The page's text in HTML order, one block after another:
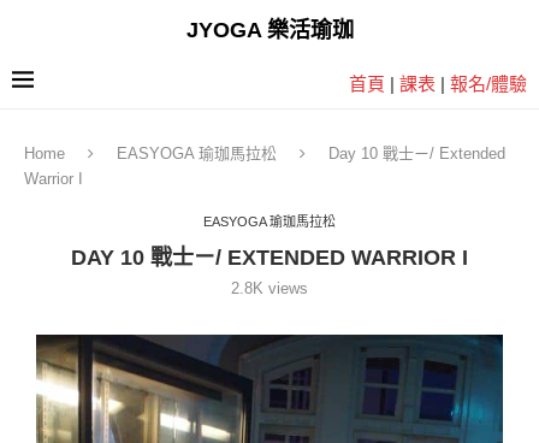
JYOGA 樂活瑜珈
首頁 | 課表 | 報名/體驗
Home EASYOGA 瑜珈馬拉松
Day 10 戰士ㄧ/ Extended
Warrior I
EASYOGA 瑜珈馬拉松
DAY 10 戰士ㄧ/ EXTENDED WARRIOR I
2.8K views